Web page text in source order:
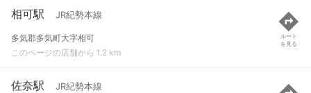
相可駅 JR紀勢本線
多気郡多気町大字相可
このページの店舗から 1.2 km
ルート
を見る
佐奈駅 JR紀勢本線